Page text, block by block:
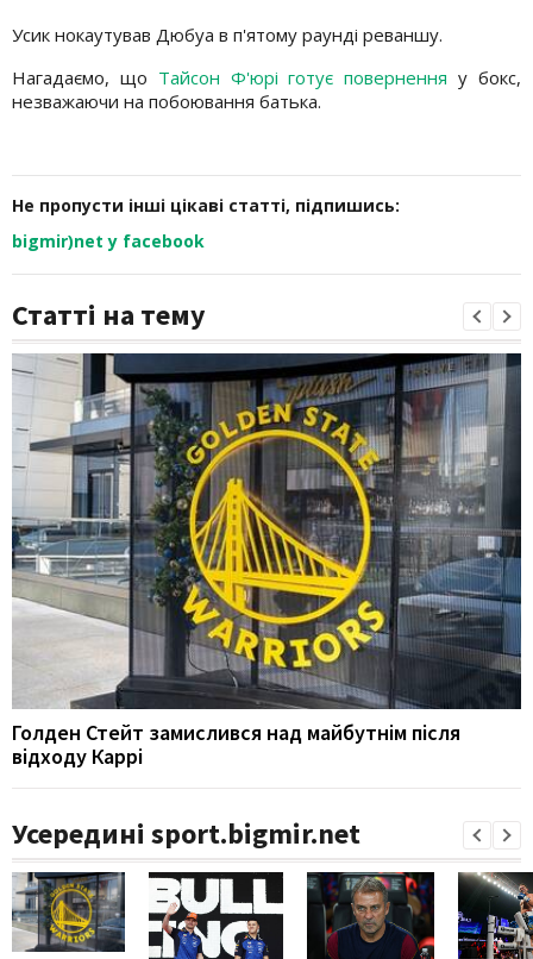
Усик нокаутував Дюбуа в п'ятому раунді реваншу.
Нагадаємо, що Тайсон Ф'юрі готує поверненняу бокс,
незважаючи на побоювання батька.
Не пропусти інші цікаві статті, підпишись:
bigmir)net у facebook
Статті на тему
Голден Стейт замислився над майбутнім після
відходу Каррі
Усередині sport.bigmir.net